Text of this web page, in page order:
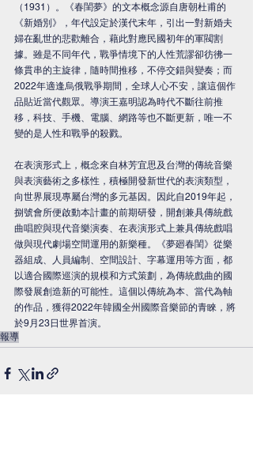
（1931）。《春閨夢》的文本概念源自唐朝杜甫的
《新婚別》，年代設定於漢代末年，引出一對新婚夫
婦在亂世的悲歡離合，藉此對應民國初年的軍閥割
據。雖是不同年代，戰爭情境下的人性荒謬卻彷彿一
條貫串的主旋律，隨時間推移，不停交錯與變奏；而
2022年適逢烏俄戰爭期間，全球人心不安，讓這個作
品貼近當代觀眾。導演王嘉明認為時代不斷往前推
移，科技、手機、電腦、網路等也不斷更新，唯一不
變的是人性和戰爭的殺戮。
在表演形式上，概念來自林芳宜思及台灣的傳統音樂
與表演藝術之多樣性，積極開發新世代的表演類型，
向世界展現專屬台灣的多元基因。因此自2019年起，
捌號會所便啟動本計畫的前期研發，開創兼具傳統戲
曲唱腔與現代音樂演奏、在表演形式上兼具傳統戲唱
做與現代劇場空間運用的新樂種。《夢廻春閨》從樂
器組成、人員編制、空間設計、字幕運用等方面，都
以適合國際巡演的規模和方式策劃，為傳統戲曲的國
際發展創造新的可能性。這個以傳統為本、當代為軸
的作品，獲得2022年韓國全州國際音樂節的青睞，將
於9月23日世界首演。
報導